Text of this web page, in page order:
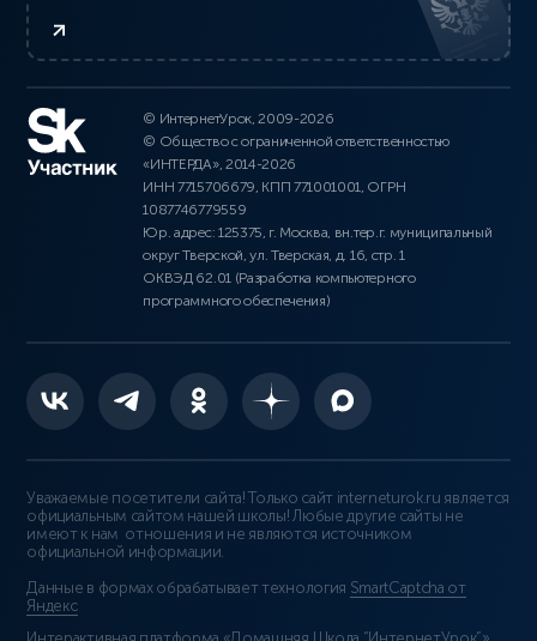
© ИнтернетУрок, 2009-2026
© Общество с ограниченной ответственностью
«ИНТЕРДА», 2014-2026
ИНН 7715706679, КПП 771001001, ОГРН
1087746779559
Юр. адрес: 125375, г. Москва, вн.тер.г. муниципальный
округ Тверской, ул. Тверская, д. 16, стр. 1
ОКВЭД 62.01 (Разработка компьютерного
программного обеспечения)
Уважаемые посетители сайта! Только сайт interneturok.ru является
официальным сайтом нашей школы! Любые другие сайты не
имеют к нам отношения и не являются источником
официальной информации.
Данные в формах обрабатывает технология SmartCaptcha от
Яндекс